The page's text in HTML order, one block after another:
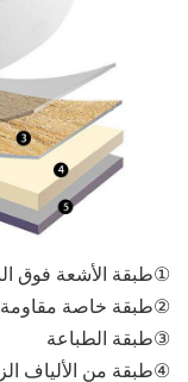
①طبقة الأشعة فوق
②طبقة خاصة مقاومة
③طبقة الطباعة
④طبقة من الألياف